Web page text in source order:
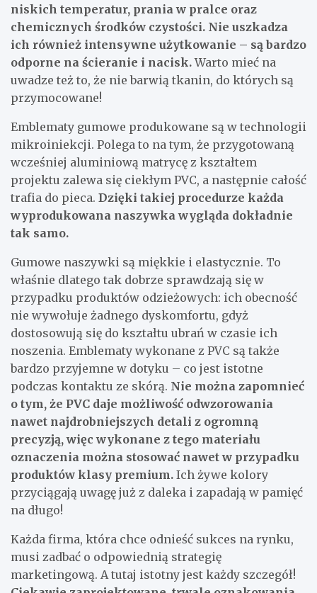
niskich temperatur, prania w pralce oraz
chemicznych środków czystości. Nie uszkadza
ich również intensywne użytkowanie – są bardzo
odporne na ścieranie i nacisk.Warto mieć na
uwadze też to, że nie barwią tkanin, do których są
przymocowane!
Emblematy gumowe produkowane są w technologii
mikroiniekcji. Polega to na tym, że przygotowaną
wcześniej aluminiową matrycę z kształtem
projektu zalewa się ciekłym PVC, a następnie całość
trafia do pieca. Dzięki takiej procedurze każda
wyprodukowana naszywka wygląda dokładnie
tak samo.
Gumowe naszywki są miękkie i elastycznie. To
właśnie dlatego tak dobrze sprawdzają się w
przypadku produktów odzieżowych: ich obecność
nie wywołuje żadnego dyskomfortu, gdyż
dostosowują się do kształtu ubrań w czasie ich
noszenia. Emblematy wykonane z PVC są także
bardzo przyjemne w dotyku – co jest istotne
podczas kontaktu ze skórą. Nie można zapomnieć
o tym, że PVC daje możliwość odwzorowania
nawet najdrobniejszych detali z ogromną
precyzją, więc wykonane z tego materiału
oznaczenia można stosować nawet w przypadku
produktów klasy premium. Ich żywe kolory
przyciągają uwagę już z daleka i zapadają w pamięć
na długo!
Każda firma, która chce odnieść sukces na rynku,
musi zadbać o odpowiednią strategię
marketingową. A tutaj istotny jest każdy szczegół!